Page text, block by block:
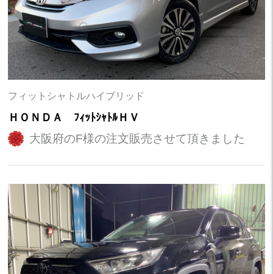
フィットシャトルハイブリッド
ＨＯＮＤＡ ﾌｨｯﾄｼｬﾄﾙＨＶ
大阪府のF様の注文販売させて頂きました